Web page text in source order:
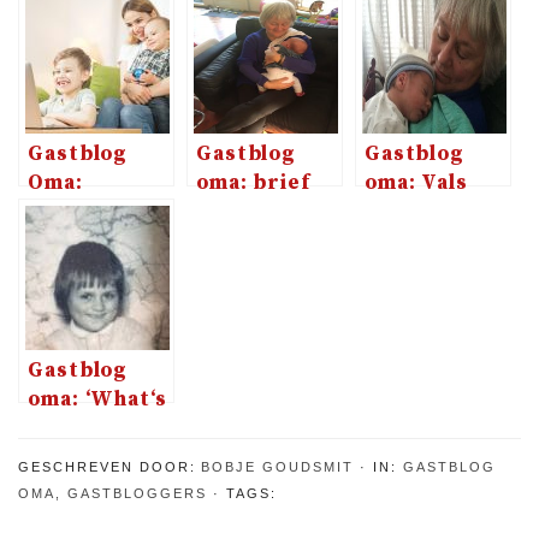
Gastblog
Oma:
voorlezen
met
Facetime
Gastblog
oma: brief
Gastblog
oma: Vals
Gastblog
oma: ‘What‘s
GESCHREVEN DOOR: BOBJE GOUDSMIT IN: GASTBLOG
OMA
GASTBLOGGERS TAGS: